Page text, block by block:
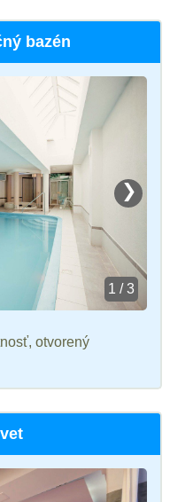
bazén
❯
1 / 3
otvorený